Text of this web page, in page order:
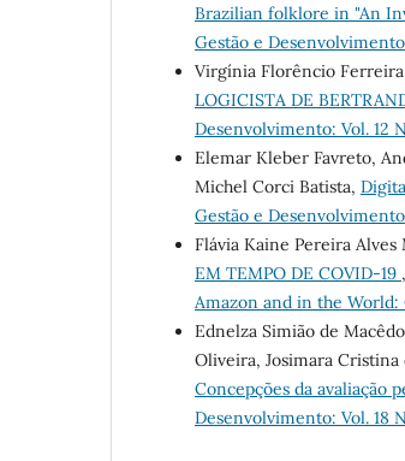
Brazilian folklore in "An
Gestão e Desenvolvimento
Virgínia Florêncio Ferreira
LOGICISTA DE
Desenvolvimento: Vol. 12
Elemar Kleber Favreto,
Michel Corci Batista,
Gestão e
Flávia Kaine Pereira
EM TEMPO DE COVID-19 ,
Amazon and in the World:
Ednelza Simião de
Oliveira, Josimara
Concepções da avaliação
Desenvolvimento: Vol. 18